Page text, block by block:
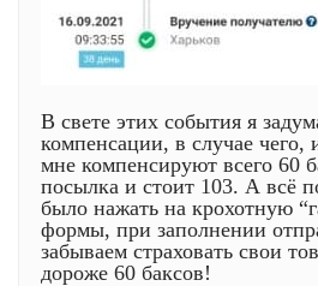
В свете этих события я
компенсации, в случае чего,
мне компенсируют всего 60
посылка и стоит 103. А всё
было нажать на крохотную
формы, при заполнении
забываем страховать свои
дороже 60 баксов!